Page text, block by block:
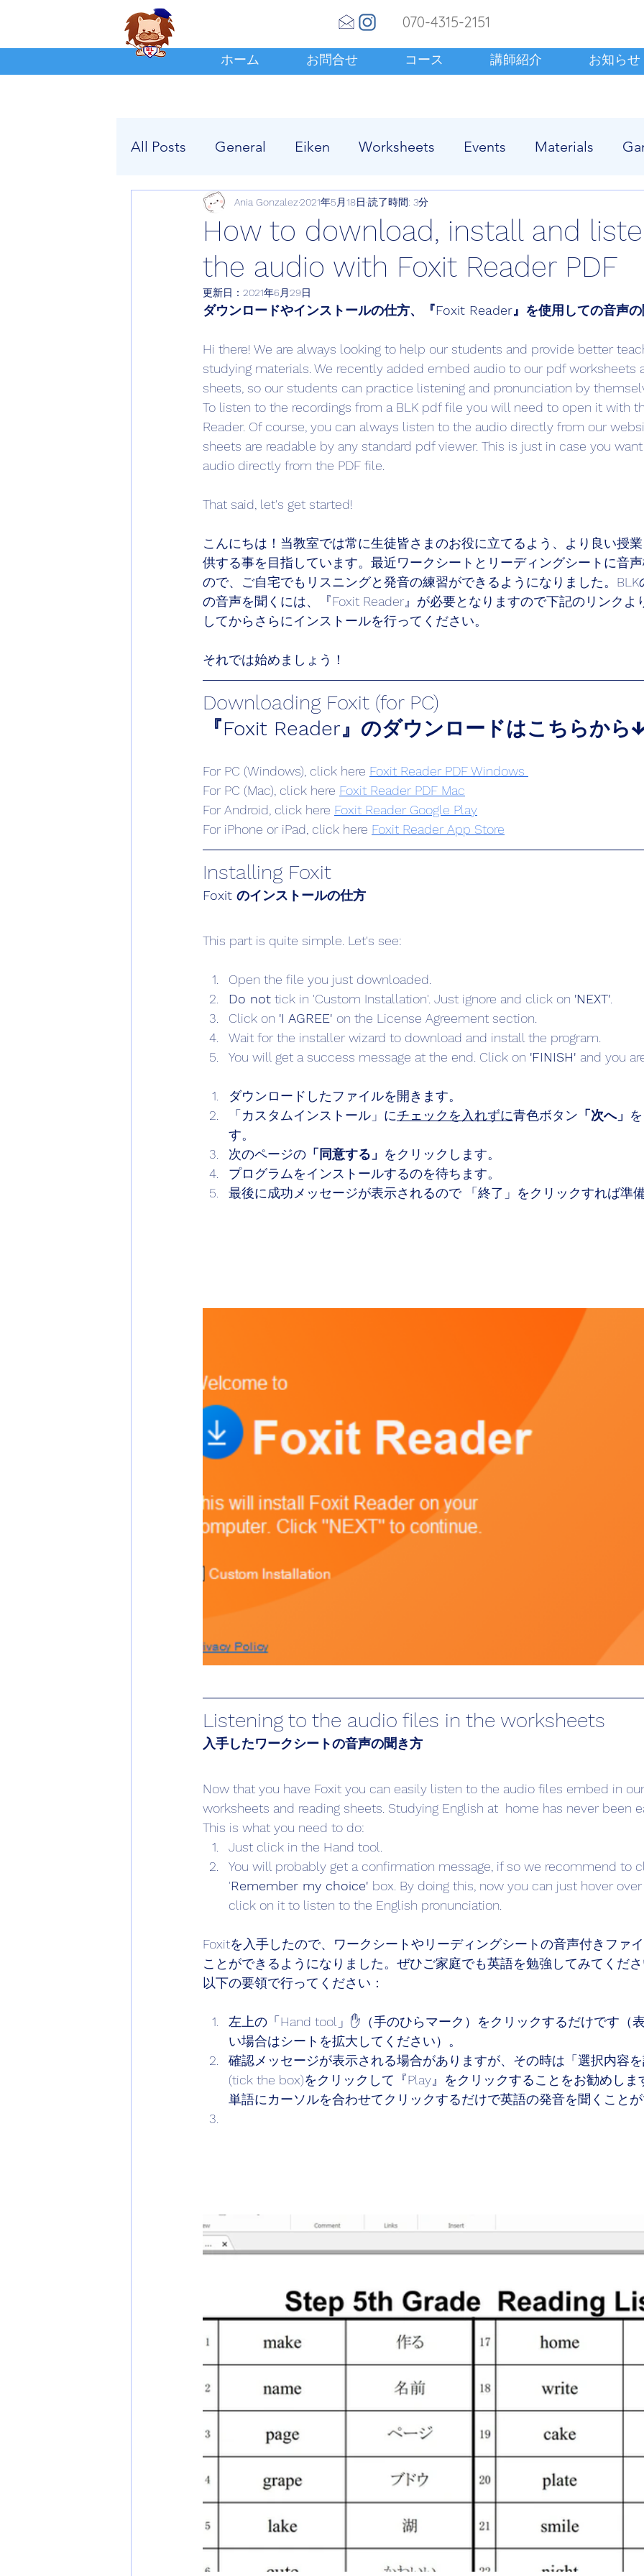
ホーム お問合せ コース 講師紹介 お知らせ
070-4315-2151
All Posts General Eiken Worksheets Events Materials
How to download, install and
the audio with Foxit Reader PDF
Ania Gonzalez2021年5月18日 読了時間: 3分
更新日： 2021年6月29日
ダウンロードやインストールの仕方、『Foxit Reader』を使用しての音声
Hi there! We are always looking to help our students and provide better
studying materials. We recently added embed audio to our pdf worksheets
sheets, so our students can practice listening and pronunciation by
To listen to the recordings from a BLK pdf file you will need to open it with
Reader. Of course, you can always listen to the audio directly from our
sheets are readable by any standard pdf viewer. This is just in case you
audio directly from the PDF file.
That said, let's get started!
こんにちは！当教室では常に生徒皆さまのお役に立てるよう、より良い授
供する事を目指しています。最近ワークシートとリーディングシートに音
ので、ご自宅でもリスニングと発音の練習ができるようになりました。BLK
の音声を聞くには、『Foxit Reader』が必要となりますので下記のリンクよ
してからさらにインストールを行ってください。
それでは始めましょう！
Downloading Foxit (for PC)
『Foxit Reader』のダウンロードはこちらから
For PC (Windows), click here Foxit Reader PDF Windows
For PC (Mac), click here Foxit Reader PDF Mac
For Android, click here Foxit Reader Google Play
For iPhone or iPad, click here Foxit Reader App Store
Installing Foxit
Foxit のインストールの仕方
This part is quite simple. Let's see:
Open the file you just downloaded.
Do not tick in 'Custom Installation'. Just ignore and click on 'NEXT'
Click on 'I AGREE' on the License Agreement section.
Wait for the installer wizard to download and install the program.
You will get a success message at the end. Click on 'FINISH' and you
ダウンロードしたファイルを開きます。
「カスタムインストール」にチェックを入れずに青色ボタン 「次へ」
す。
次のページの 「同意する」 をクリックします。
プログラムをインストールするのを待ちます。
最後に成功メッセージが表示されるので 「終了」をクリックすれば準
Listening to the audio files in the worksheets
入手したワークシートの音声の聞き方
Now that you have Foxit you can easily listen to the audio files embed in
worksheets and reading sheets. Studying English at  home has never been
This is what you need to do:
Just click in the Hand tool.
You will probably get a confirmation message, if so we recommend to
'Remember my choice' box. By doing this, now you can just hover
click on it to listen to the English pronunciation.
Foxitを入手したので、ワークシートやリーディングシートの音声付きファ
ことができるようになりました。ぜひご家庭でも英語を勉強してみてくだ
以下の要領で行ってください：
左上の「Hand tool」✋（手のひらマーク）をクリックするだけです（
い場合はシートを拡大してください）。
確認メッセージが表示される場合がありますが、その時は「選択内容
(tick the box)をクリックして『Play』をクリックすることをお勧めしま
単語にカーソルを合わせてクリックするだけで英語の発音を聞くこと